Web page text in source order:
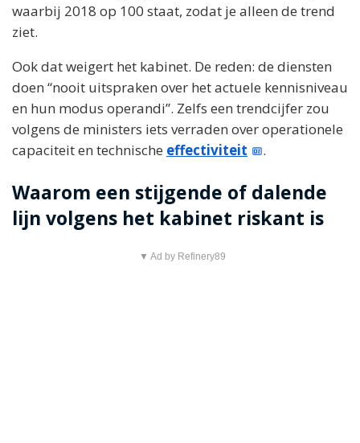
waarbij 2018 op 100 staat, zodat je alleen de trend
ziet.
Ook dat weigert het kabinet. De reden: de diensten
doen “nooit uitspraken over het actuele kennisniveau
en hun modus operandi”. Zelfs een trendcijfer zou
volgens de ministers iets verraden over operationele
capaciteit en technische effectiviteit .
Waarom een stijgende of dalende
lijn volgens het kabinet riskant is
▼ Ad by Refinery89